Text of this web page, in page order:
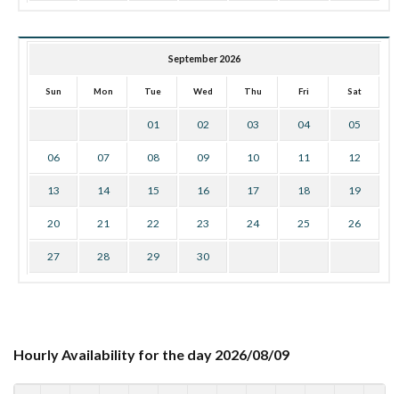
September 2026
Sun Mon Tue Wed Thu Fri Sat
01 02 03 04 05
06 07 08 09 10 11 12
13 14 15 16 17 18 19
20 21 22 23 24 25 26
27 28 29 30
Hourly Availability for the day 2026/08/09